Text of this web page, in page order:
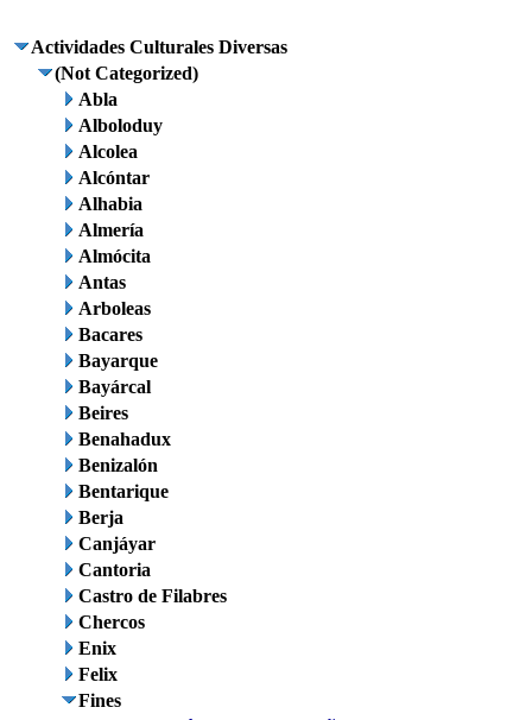
Actividades Culturales Diversas
(Not Categorized)
Abla
Alboloduy
Alcolea
Alcóntar
Alhabia
Almería
Almócita
Antas
Arboleas
Bacares
Bayarque
Bayárcal
Beires
Benahadux
Benizalón
Bentarique
Berja
Canjáyar
Cantoria
Castro de Filabres
Chercos
Enix
Felix
Fines